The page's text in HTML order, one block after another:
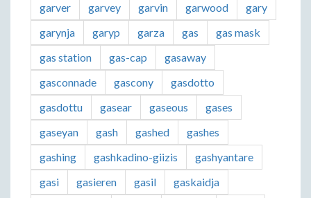
garver
garvey garvin garwood
gary
garynja
garyp garza gas
gas mask
gas station
gas-cap
gasaway
gasconnade
gascony
gasdotto
gasdottu
gasear gaseous
gases
gaseyan
gash gashed
gashes
gashing
gashkadino-giizis
gashyantare
gasi
gasieren gasil
gaskaidja